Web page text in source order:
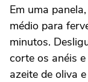
Em uma
médio para
minutos.
corte os anéis
azeite de oliva